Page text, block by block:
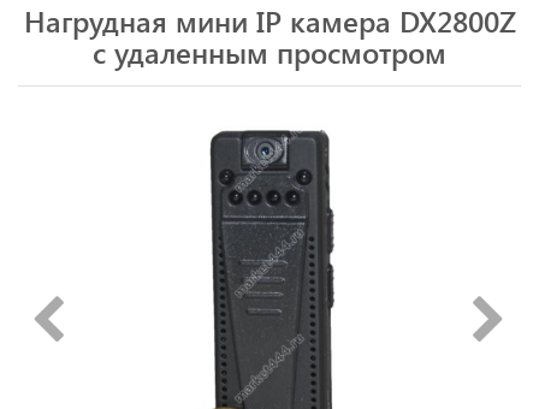
Нагрудная мини IP камера DX2800Z
c удаленным просмотром